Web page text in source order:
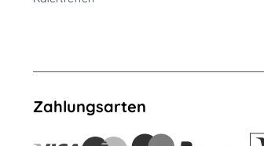
Zahlungsarten